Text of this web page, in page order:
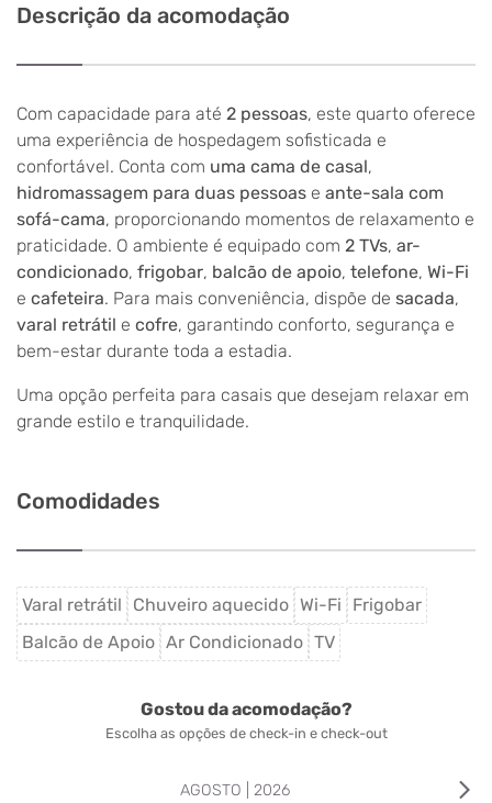
Descrição da acomodação
Com capacidade para até 2 pessoas, este quarto oferece
uma experiência de hospedagem sofisticada e
confortável. Conta com uma cama de casal,
hidromassagem para duas pessoas e ante-sala com
sofá-cama, proporcionando momentos de relaxamento e
praticidade. O ambiente é equipado com 2 TVs, ar-
condicionado, frigobar, balcão de apoio, telefone, Wi-Fi
e cafeteira. Para mais conveniência, dispõe de sacada,
varal retrátil e cofre, garantindo conforto, segurança e
bem-estar durante toda a estadia.
Uma opção perfeita para casais que desejam relaxar em
grande estilo e tranquilidade.
Comodidades
Varal retrátil Chuveiro aquecido Wi-Fi
Frigobar
Balcão de Apoio Ar Condicionado TV
Gostou da acomodação?
Escolha as opções de check-in e check-out
AGOSTO | 2026 arrow_forward_ios